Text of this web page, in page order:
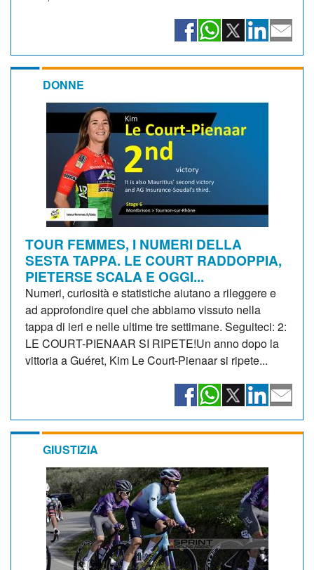
DONNE
TOUR FEMMES, I NUMERI DELLA
SESTA TAPPA. LE COURT RADDOPPIA,
PIETERSE SCALA E OGGI...
Numeri, curiosità e statistiche aiutano a rileggere e
ad approfondire quel che abbiamo vissuto nella
tappa di ieri e nelle ultime tre settimane. Seguiteci: 2:
LE COURT-PIENAAR SI RIPETE!Un anno dopo la
vittoria a Guéret, Kim Le Court-Pienaar si ripete...
GIUSTIZIA